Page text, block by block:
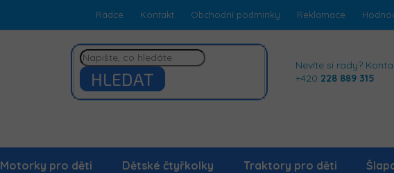
Rádce Kontakt Obchodní podmínky Reklamace
HLEDAT
Nevíte si rady?
+420 228 889 315
Motorky pro děti Dětské čtyřkolky Traktory pro děti